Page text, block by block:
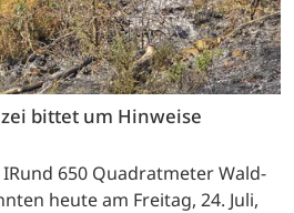
bittet um Hinweise
650 Quadratmeter Wald-
heute am Freitag, 24. Juli,